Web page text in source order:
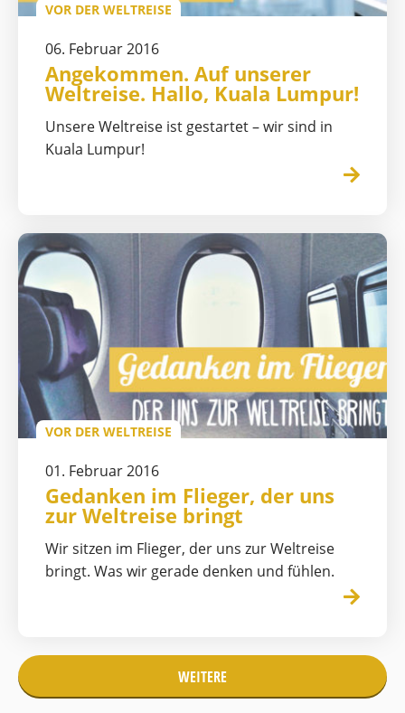
VOR DER WELTREISE
06. Februar 2016
Angekommen. Auf unserer
Weltreise. Hallo, Kuala Lumpur!
Unsere Weltreise ist gestartet – wir sind in
Kuala Lumpur!
VOR DER WELTREISE
01. Februar 2016
Gedanken im Flieger, der uns
zur Weltreise bringt
Wir sitzen im Flieger, der uns zur Weltreise
bringt. Was wir gerade denken und fühlen.
WEITERE